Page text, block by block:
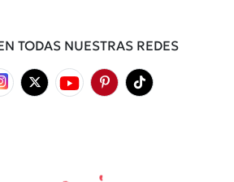
TODAS NUESTRAS REDES